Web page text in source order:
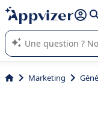
répondre (plusieurs
L'IA de Appvizer vous
logiciel SaaS en
Marketing